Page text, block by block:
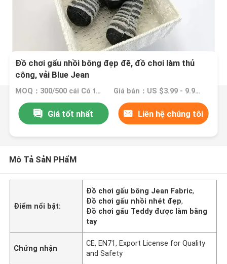
Đồ chơi gấu nhồi bông đẹp đẽ, đồ chơi làm thủ
công, vải Blue Jean
MOQ：300/500 cái Có thể thương lượng Giá bán：US $3.99 - 9.99/Piece
Giá tốt nhất Liên hệ chúng tôi
Mô Tả SảN PHẩM
Điểm nổi bật:
Đồ chơi gấu bông Jean Fabric,
Đồ chơi gấu nhồi nhét đẹp,
Đồ chơi gấu Teddy được làm bằng
tay
Chứng nhận
CE, EN71, Export License for Quality
and Safety